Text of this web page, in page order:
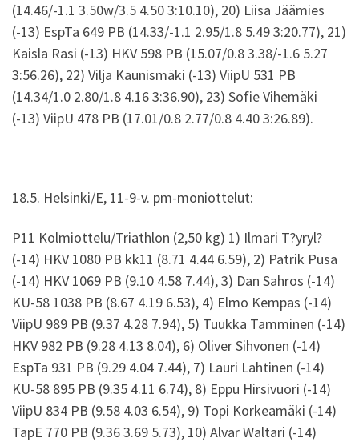
(14.46/-1.1 3.50w/3.5 4.50 3:10.10), 20) Liisa Jäämies
(-13) EspTa 649 PB (14.33/-1.1 2.95/1.8 5.49 3:20.77), 21)
Kaisla Rasi (-13) HKV 598 PB (15.07/0.8 3.38/-1.6 5.27
3:56.26), 22) Vilja Kaunismäki (-13) ViipU 531 PB
(14.34/1.0 2.80/1.8 4.16 3:36.90), 23) Sofie Vihemäki
(-13) ViipU 478 PB (17.01/0.8 2.77/0.8 4.40 3:26.89).
18.5. Helsinki/E, 11-9-v. pm-moniottelut:
P11 Kolmiottelu/Triathlon (2,50 kg) 1) Ilmari T?yryl?
(-14) HKV 1080 PB kk11 (8.71 4.44 6.59), 2) Patrik Pusa
(-14) HKV 1069 PB (9.10 4.58 7.44), 3) Dan Sahros (-14)
KU-58 1038 PB (8.67 4.19 6.53), 4) Elmo Kempas (-14)
ViipU 989 PB (9.37 4.28 7.94), 5) Tuukka Tamminen (-14)
HKV 982 PB (9.28 4.13 8.04), 6) Oliver Sihvonen (-14)
EspTa 931 PB (9.29 4.04 7.44), 7) Lauri Lahtinen (-14)
KU-58 895 PB (9.35 4.11 6.74), 8) Eppu Hirsivuori (-14)
ViipU 834 PB (9.58 4.03 6.54), 9) Topi Korkeamäki (-14)
TapE 770 PB (9.36 3.69 5.73), 10) Alvar Waltari (-14)